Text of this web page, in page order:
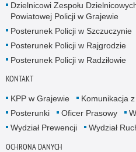
Dzielnicowi Zespołu
Powiatowej Policji w Grajewie
Posterunek Policji w Szczuczynie
Posterunek Policji w Rajgrodzie
Posterunek Policji w Radziłowie
KONTAKT
KPP w Grajewie
Komunikacja
Posterunki
Oficer Prasowy
Wydział Prewencji
Wydział
OCHRONA DANYCH